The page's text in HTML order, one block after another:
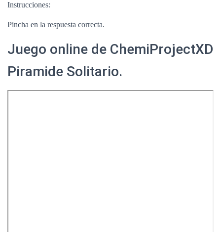
Instrucciones:
Pincha en la respuesta correcta.
Juego online de ChemiProjectXD
Piramide Solitario.